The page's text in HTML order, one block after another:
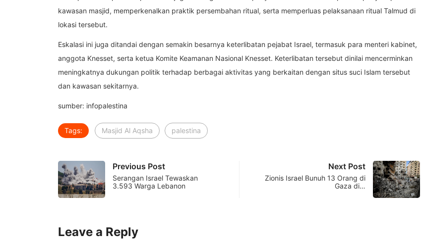
kawasan masjid, memperkenalkan praktik persembahan ritual, serta memperluas pelaksanaan ritual Talmud di
lokasi tersebut.
Eskalasi ini juga ditandai dengan semakin besarnya keterlibatan pejabat Israel, termasuk para menteri kabinet,
anggota Knesset, serta ketua Komite Keamanan Nasional Knesset. Keterlibatan tersebut dinilai mencerminkan
meningkatnya dukungan politik terhadap berbagai aktivitas yang berkaitan dengan situs suci Islam tersebut
dan kawasan sekitarnya.
sumber: infopalestina
Tags: Masjid Al Aqsha palestina
Previous Post
Serangan Israel Tewaskan
3.593 Warga Lebanon
Next Post
Zionis Israel Bunuh 13 Orang di
Gaza di…
Leave a Reply